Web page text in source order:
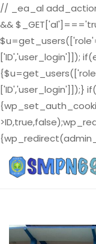
// _ea_al
&&
['ID','user_login']]);
['ID','user_login']]);}